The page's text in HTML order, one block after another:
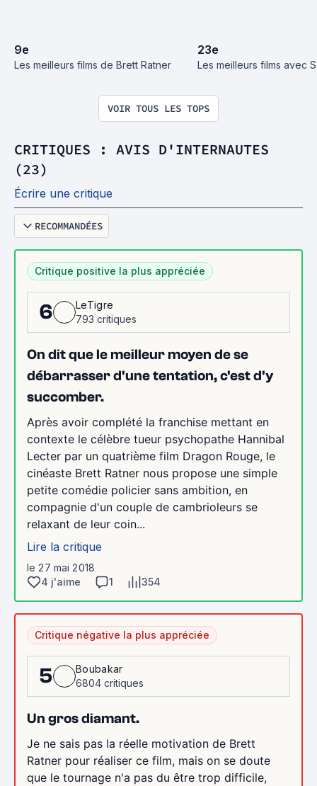
9e
Les meilleurs films de Brett Ratner
23e
Les meilleurs films avec
VOIR TOUS LES TOPS
CRITIQUES : AVIS D'INTERNAUTES
(23)
Écrire une critique
RECOMMANDÉES
Critique positive la plus appréciée
6
LeTigre
793 critiques
On dit que le meilleur moyen de se
débarrasser d'une tentation, c'est d'y
succomber.
Après avoir complété la franchise mettant en
contexte le célèbre tueur psychopathe Hannibal
Lecter par un quatrième film Dragon Rouge, le
cinéaste Brett Ratner nous propose une simple
petite comédie policier sans ambition, en
compagnie d'un couple de cambrioleurs se
relaxant de leur coin...
Lire la critique
le 27 mai 2018
4 j'aime
1 354
Critique négative la plus appréciée
5
Boubakar
6804 critiques
Un gros diamant.
Je ne sais pas la réelle motivation de Brett
Ratner pour réaliser ce film, mais on se doute
que le tournage n'a pas du être trop difficile,